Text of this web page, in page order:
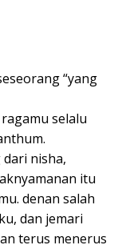
“yang
selalu
nisha,
itu
denan salah
dan jemari
terus menerus